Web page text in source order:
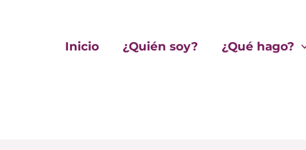
Inicio ¿Quién soy? ¿Qué hago?